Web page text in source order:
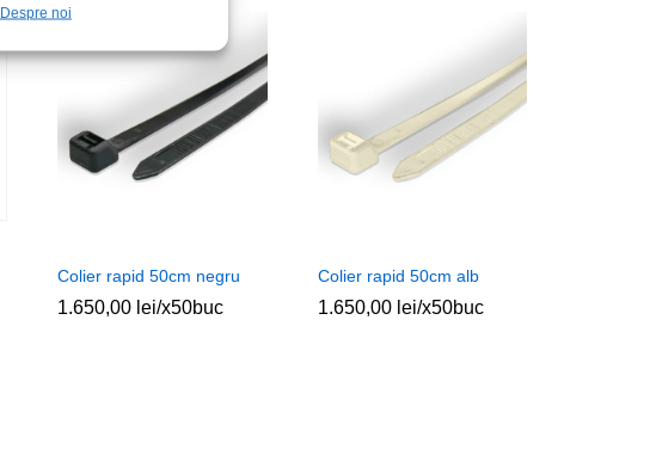
Despre noi
Colier rapid 50cm negru
1.650,00 lei/x50buc
1.650,00 lei
Colier rapid 50cm alb
1.650,00 lei/x50buc
1.650,00 lei